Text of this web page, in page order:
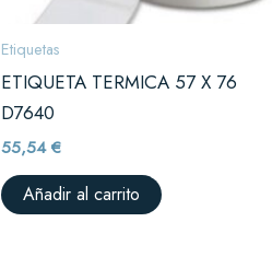
Etiquetas
ETIQUETA TERMICA 57 X 76
D7640
55,54€
Añadir al carrito